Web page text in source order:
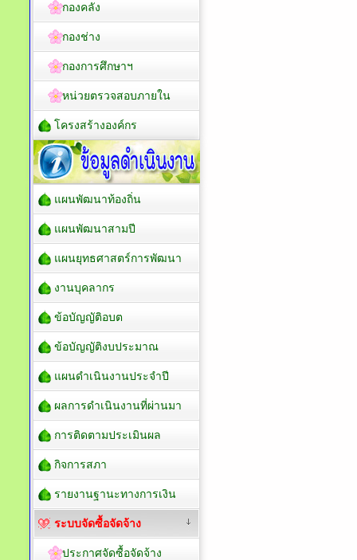
กองคลัง
กองช่าง
กองการศึกษาฯ
หน่วยตรวจสอบภายใน
โครงสร้างองค์กร
แผนพัฒนาท้องถิ่น
แผนพัฒนาสามปี
แผนยุทธศาสตร์การพัฒนา
งานบุคลากร
ข้อบัญญัติอบต
ข้อบัญญัติงบประมาณ
แผนดำเนินงานประจำปี
ผลการดำเนินงานที่ผ่านมา
การติดตามประเมินผล
กิจการสภา
รายงานฐานะทางการเงิน
ระบบจัดซื้อจัดจ้าง
ประกาศจัดซื้อจัดจ้าง